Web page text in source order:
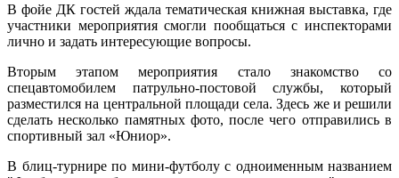
В фойе ДК гостей ждала тематическая книжная выставка, где
участники мероприятия смогли пообщаться с инспекторами
лично и задать интересующие вопросы.
Вторым этапом мероприятия стало знакомство со
спецавтомобилем патрульно-постовой службы, который
разместился на центральной площади села. Здесь же и решили
сделать несколько памятных фото, после чего отправились в
спортивный зал «Юниор».
В блиц-турнире по мини-футболу с одноименным названием